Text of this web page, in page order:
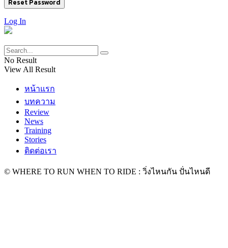
Log In
No Result
View All Result
หน้าแรก
บทความ
Review
News
Training
Stories
ติดต่อเรา
© WHERE TO RUN WHEN TO RIDE : วิ่งไหนกัน ปั่นไหนดี